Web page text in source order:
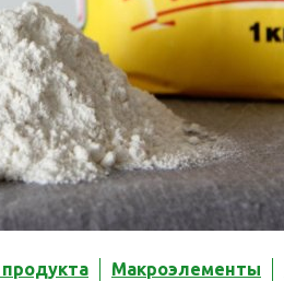
Макроэлементы